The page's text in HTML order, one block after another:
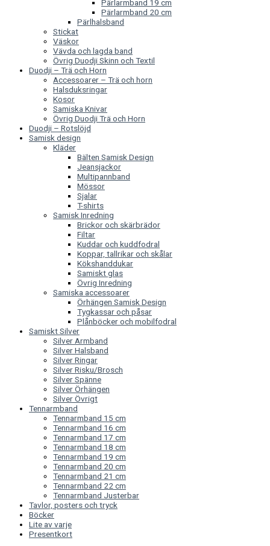
Pärlarmband 19 cm
Pärlarmband 20 cm
Pärlhalsband
Stickat
Väskor
Vävda och lagda band
Övrig Duodji Skinn och Textil
Duodji – Trä och Horn
Accessoarer – Trä och horn
Halsduksringar
Kosor
Samiska Knivar
Övrig Duodji Trä och Horn
Duodji – Rotslöjd
Samisk design
Kläder
Bälten Samisk Design
Jeansjackor
Multipannband
Mössor
Sjalar
T-shirts
Samisk Inredning
Brickor och skärbrädor
Filtar
Kuddar och kuddfodral
Koppar, tallrikar och skålar
Kökshanddukar
Samiskt glas
Övrig Inredning
Samiska accessoarer
Örhängen Samisk Design
Tygkassar och påsar
Plånböcker och mobilfodral
Samiskt Silver
Silver Armband
Silver Halsband
Silver Ringar
Silver Risku/Brosch
Silver Spänne
Silver Örhängen
Silver Övrigt
Tennarmband
Tennarmband 15 cm
Tennarmband 16 cm
Tennarmband 17 cm
Tennarmband 18 cm
Tennarmband 19 cm
Tennarmband 20 cm
Tennarmband 21 cm
Tennarmband 22 cm
Tennarmband Justerbar
Tavlor, posters och tryck
Böcker
Lite av varje
Presentkort